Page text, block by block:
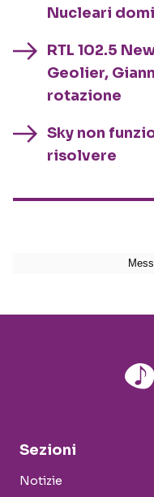
Nucleari
RTL 102.5
Geolier,
rotazione
Sky non
risolvere
Sezioni
Notizie